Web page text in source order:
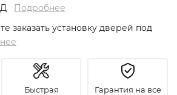
Подробнее
заказать установку дверей под
Быстрая
Гарантия на все